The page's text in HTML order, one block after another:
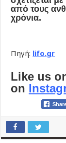
από τους
χρόνια.
Πηγή: lifo.gr
Like us
on